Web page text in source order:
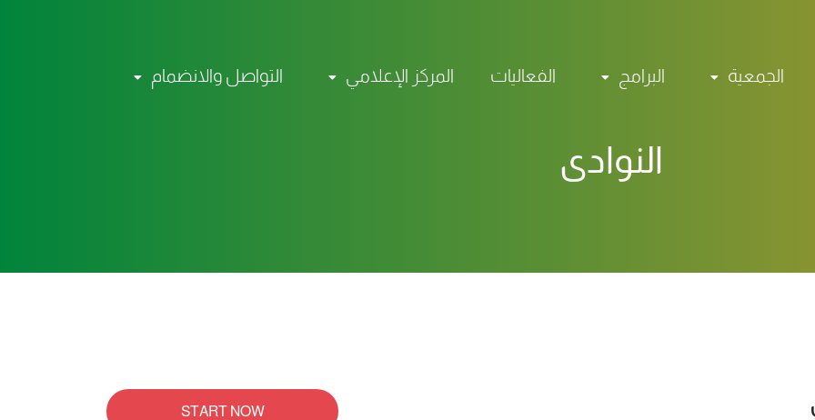
الجمعية البرامج الفعاليات المركز الإعلامي التواصل والانضمام
النوادي
START NOW